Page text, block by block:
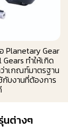
Planetary Gear
ทำให้เกิด
าเกณฑ์มาตรฐาน
กับงานที่ต้องการ
นต่างๆ